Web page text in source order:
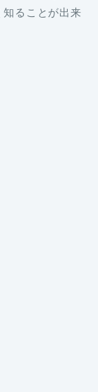
知ることが出来